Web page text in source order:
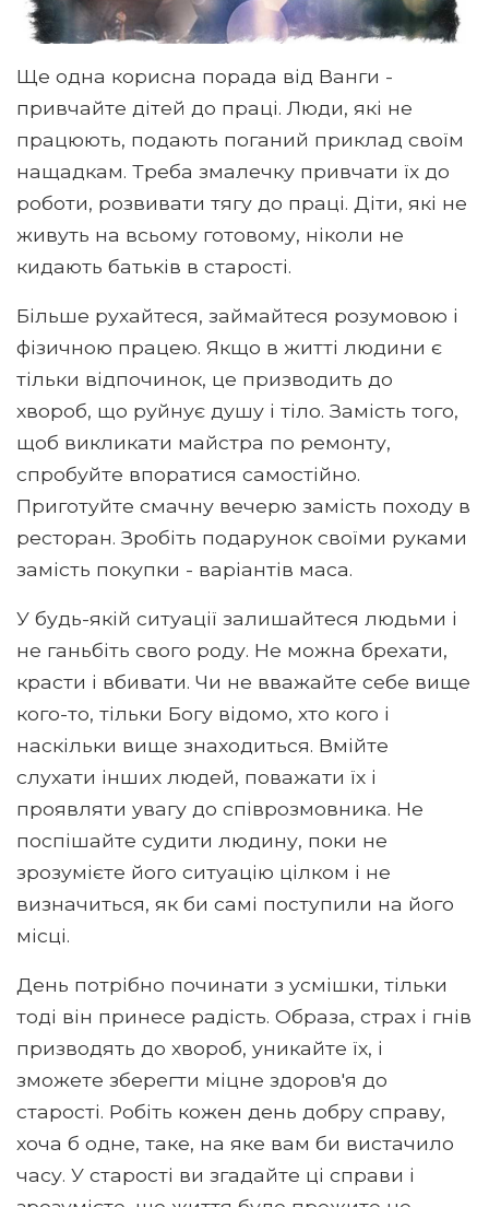
Ще одна корисна порада від Ванги -
привчайте дітей до праці. Люди, які не
працюють, подають поганий приклад своїм
нащадкам. Треба змалечку привчати їх до
роботи, розвивати тягу до праці. Діти, які не
живуть на всьому готовому, ніколи не
кидають батьків в старості.
Більше рухайтеся, займайтеся розумовою і
фізичною працею. Якщо в житті людини є
тільки відпочинок, це призводить до
хвороб, що руйнує душу і тіло. Замість того,
щоб викликати майстра по ремонту,
спробуйте впоратися самостійно.
Приготуйте смачну вечерю замість походу в
ресторан. Зробіть подарунок своїми руками
замість покупки - варіантів маса.
У будь-якій ситуації залишайтеся людьми і
не ганьбіть свого роду. Не можна брехати,
красти і вбивати. Чи не вважайте себе вище
кого-то, тільки Богу відомо, хто кого і
наскільки вище знаходиться. Вмійте
слухати інших людей, поважати їх і
проявляти увагу до співрозмовника. Не
поспішайте судити людину, поки не
зрозумієте його ситуацію цілком і не
визначиться, як би самі поступили на його
місці.
День потрібно починати з усмішки, тільки
тоді він принесе радість. Образа, страх і гнів
призводять до хвороб, уникайте їх, і
зможете зберегти міцне здоров'я до
старості. Робіть кожен день добру справу,
хоча б одне, таке, на яке вам би вистачило
часу. У старості ви згадайте ці справи і